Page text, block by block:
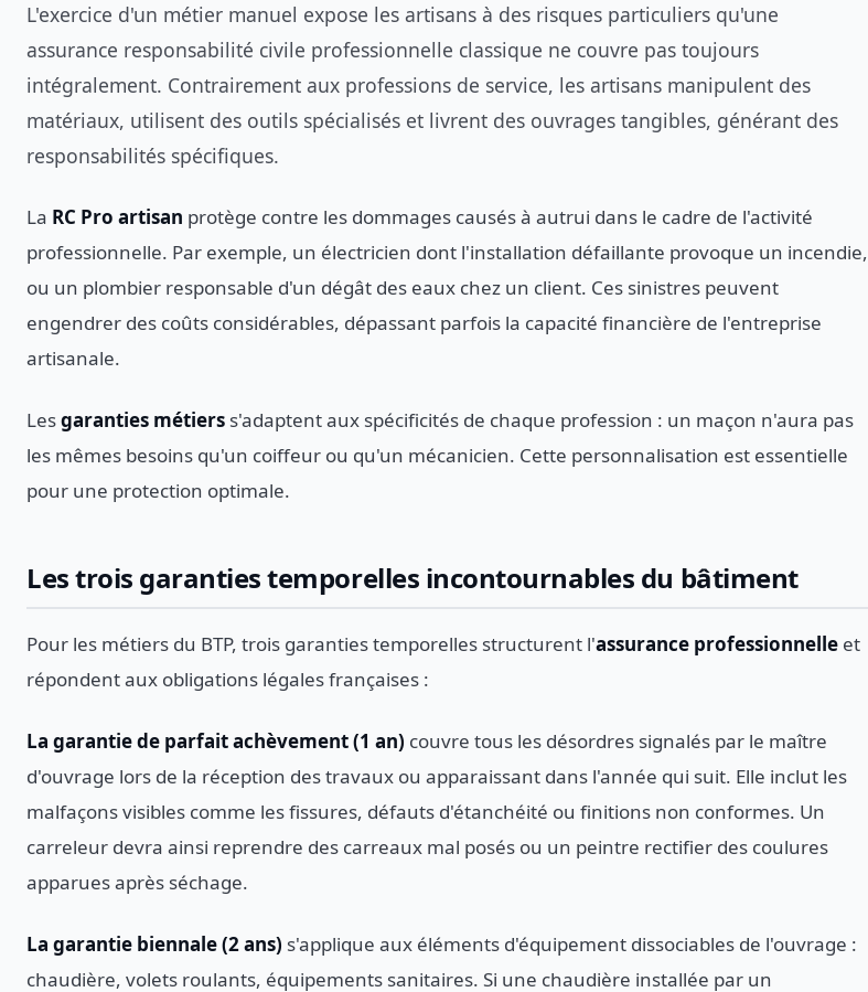
L'exercice d'un métier manuel expose les artisans à des risques particuliers qu'une
assurance responsabilité civile professionnelle classique ne couvre pas toujours
intégralement. Contrairement aux professions de service, les artisans manipulent des
matériaux, utilisent des outils spécialisés et livrent des ouvrages tangibles, générant des
responsabilités spécifiques.
La RC Pro artisan protège contre les dommages causés à autrui dans le cadre de l'activité
professionnelle. Par exemple, un électricien dont l'installation défaillante provoque un incendie,
ou un plombier responsable d'un dégât des eaux chez un client. Ces sinistres peuvent
engendrer des coûts considérables, dépassant parfois la capacité financière de l'entreprise
artisanale.
Lesgaranties métiers s'adaptent aux spécificités de chaque profession : un maçon n'aura pas
les mêmes besoins qu'un coiffeur ou qu'un mécanicien. Cette personnalisation est essentielle
pour une protection optimale.
Les trois garanties temporelles incontournables du bâtiment
Pour les métiers du BTP, trois garanties temporelles structurent l'assurance professionnelle et
répondent aux obligations légales françaises :
La garantie de parfait achèvement (1 an) couvre tous les désordres signalés par le maître
d'ouvrage lors de la réception des travaux ou apparaissant dans l'année qui suit. Elle inclut les
malfaçons visibles comme les fissures, défauts d'étanchéité ou finitions non conformes. Un
carreleur devra ainsi reprendre des carreaux mal posés ou un peintre rectifier des coulures
apparues après séchage.
La garantie biennale (2 ans) s'applique aux éléments d'équipement dissociables de l'ouvrage :
chaudière, volets roulants, équipements sanitaires. Si une chaudière installée par un